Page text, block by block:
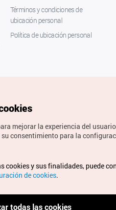
Términos y condiciones de
ubicación personal
Política de ubicación personal
Turismo de Corea. Todos los
relacionadas con el
al correoelectrónico oficial:
mejorar la experiencia del
consentimiento para la
cookies y sus finalidades, puede
de cookies.
todas las cookies